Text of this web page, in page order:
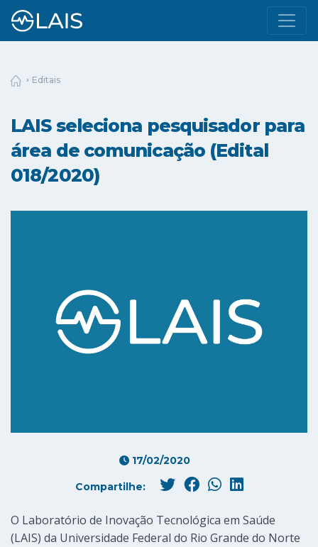
Editais
LAIS seleciona pesquisador para
área de comunicação (Edital
018/2020)
17/02/2020
Compartilhe:
O Laboratório de Inovação Tecnológica em Saúde
(LAIS) da Universidade Federal do Rio Grande do Norte